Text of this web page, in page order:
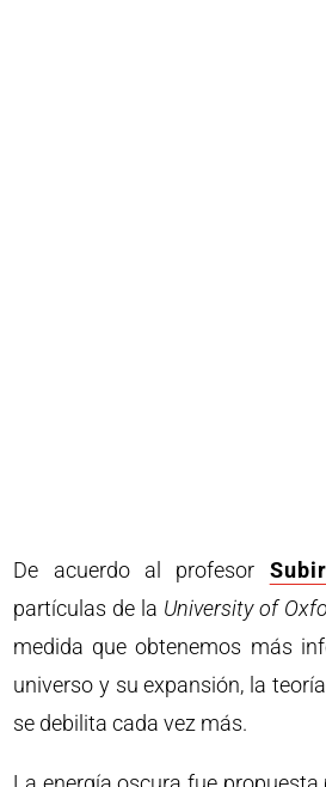
De acuerdo al profesor
partículas de la University of
medida que obtenemos más
universo y su expansión, la
se debilita cada vez más.